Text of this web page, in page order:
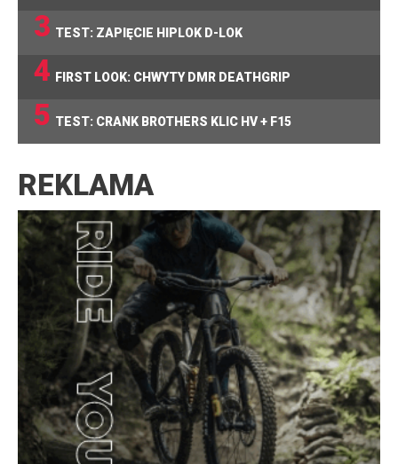
3 TEST: ZAPIĘCIE HIPLOK D-LOK
4 FIRST LOOK: CHWYTY DMR DEATHGRIP
5 TEST: CRANK BROTHERS KLIC HV + F15
REKLAMA